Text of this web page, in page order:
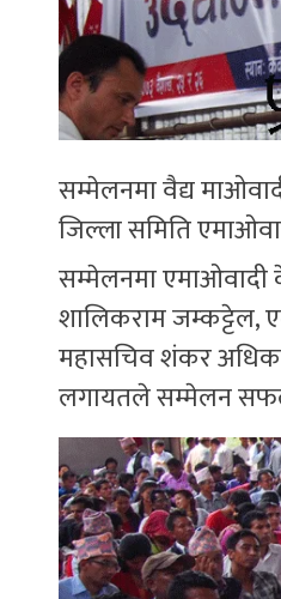
सम्मेलनमा वैद्य
जिल्ला समिति
सम्मेलनमा एमाओवादी
शालिकराम जम्कट्टेल,
महासचिव शंकर
लगायतले सम्मेलन